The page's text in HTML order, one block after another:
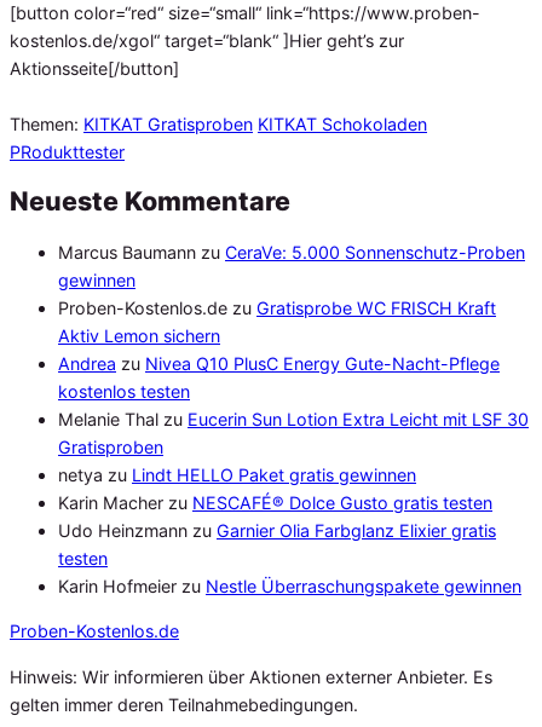
[button color=“red“ size=“small“ link=“https://www.proben-
kostenlos.de/xgol“ target=“blank“ ]Hier geht’s zur
Aktionsseite[/button]
Themen: KITKAT Gratisproben KITKAT Schokoladen
PRodukttester
Neueste Kommentare
Marcus Baumann zu CeraVe: 5.000 Sonnenschutz-Proben
gewinnen
Proben-Kostenlos.de zu Gratisprobe WC FRISCH Kraft
Aktiv Lemon sichern
Andrea zu Nivea Q10 PlusC Energy Gute-Nacht-Pflege
kostenlos testen
Melanie Thal zu Eucerin Sun Lotion Extra Leicht mit LSF 30
Gratisproben
netya zu Lindt HELLO Paket gratis gewinnen
Karin Macher zu NESCAFÉ® Dolce Gusto gratis testen
Udo Heinzmann zu Garnier Olia Farbglanz Elixier gratis
testen
Karin Hofmeier zu Nestle Überraschungspakete gewinnen
Proben-Kostenlos.de
Hinweis: Wir informieren über Aktionen externer Anbieter. Es
gelten immer deren Teilnahmebedingungen.